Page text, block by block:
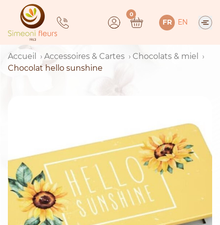
content
0
FR EN
Accueil Accessoires & Cartes
Chocolats & miel
Chocolat hello sunshine